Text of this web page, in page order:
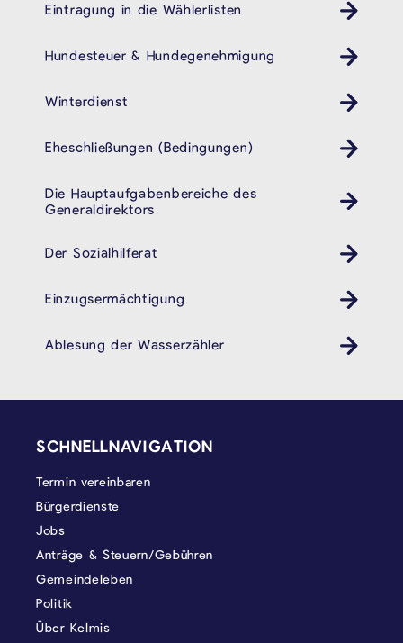
Eintragung in die Wählerlisten
Hundesteuer & Hundegenehmigung
Winterdienst
Eheschließungen (Bedingungen)
Die Hauptaufgabenbereiche des
Generaldirektors
Der Sozialhilferat
Einzugsermächtigung
Ablesung der Wasserzähler
SCHNELLNAVIGATION
Termin vereinbaren
Bürgerdienste
Jobs
Anträge & Steuern/Gebühren
Gemeindeleben
Politik
Über Kelmis